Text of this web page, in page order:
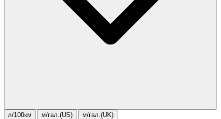
л/100км м/гал.(US) м/гал.(UK)